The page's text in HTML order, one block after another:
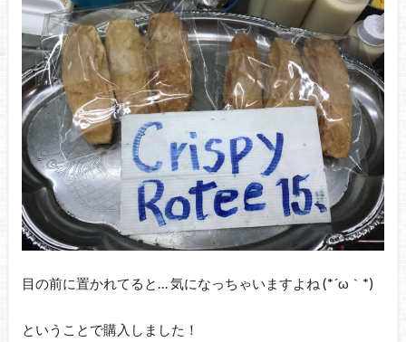
目の前に置かれてると… 気になっちゃいますよね (*´ω｀*)
ということで購入しました！